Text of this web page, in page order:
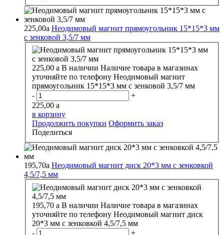
225,00a Неодимовый магнит прямоугольник 15*15*3 мм
с зенковой 3,5/7 мм
225,00 a В наличии Наличие товара в магазинах
уточняйте по телефону Неодимовый магнит
прямоугольник 15*15*3 мм с зенковой 3,5/7 мм
-
+
225,00 a
в корзину
Продолжить покупки Оформить заказ
Поделиться
195,70a Неодимовый магнит диск 20*3 мм с зенковкой
4,5/7,5 мм
195,70 a В наличии Наличие товара в магазинах
уточняйте по телефону Неодимовый магнит диск
20*3 мм с зенковкой 4,5/7,5 мм
-
+